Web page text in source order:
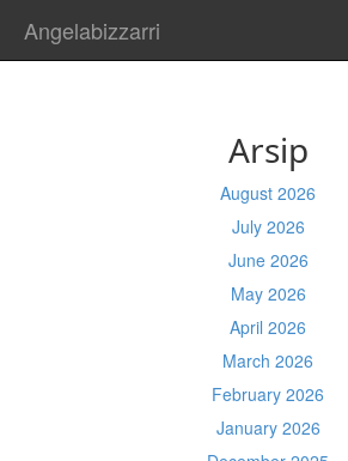
Angelabizzarri
Arsip
August 2026
July 2026
June 2026
May 2026
April 2026
March 2026
February 2026
January 2026